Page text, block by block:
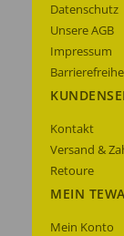
Datenschutz
Unsere AGB
Impressum
Kontakt
Versand &
Retoure
MEIN TEWA
Mein Konto